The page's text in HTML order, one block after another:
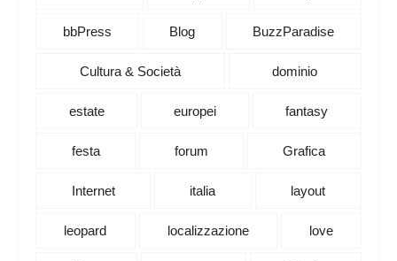
bbPress Blog BuzzParadise
Cultura & Società dominio
estate europei fantasy
festa forum Grafica
Internet italia layout
leopard localizzazione love